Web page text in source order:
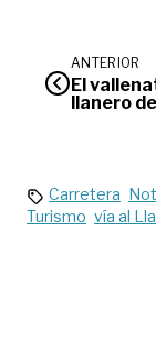
ANTERIOR
El
llanero de
Carretera
Turismo vía al